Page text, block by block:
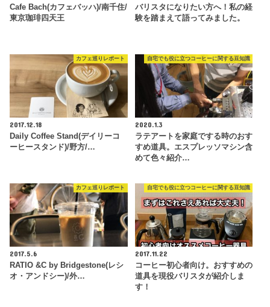
Cafe Bach(カフェバッハ)/南千住/
東京珈琲四天王
バリスタになりたい方へ！私の経
験を踏まえて語ってみました。
カフェ巡りレポート
2017.12.18
Daily Coffee Stand(デイリーコ
ーヒースタンド)/野方/…
自宅でも役に立つコーヒーに関する豆知識
2020.1.3
ラテアートを家庭でする時のおす
すめ道具。エスプレッソマシン含
めて色々紹介…
カフェ巡りレポート
2017.5.6
RATIO &C by Bridgestone(レシ
オ・アンドシー)/外…
自宅でも役に立つコーヒーに関する豆知識
2017.11.22
コーヒー初心者向け。おすすめの
道具を現役バリスタが紹介しま
す！